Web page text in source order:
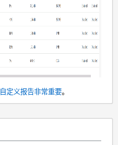
自定义报告非常重要。